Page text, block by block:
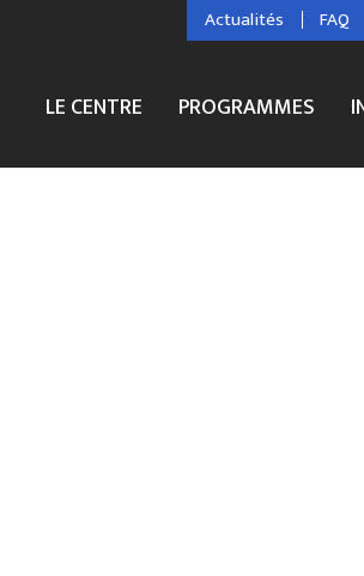
Actualités FAQ
LE CENTRE PROGRAMMES